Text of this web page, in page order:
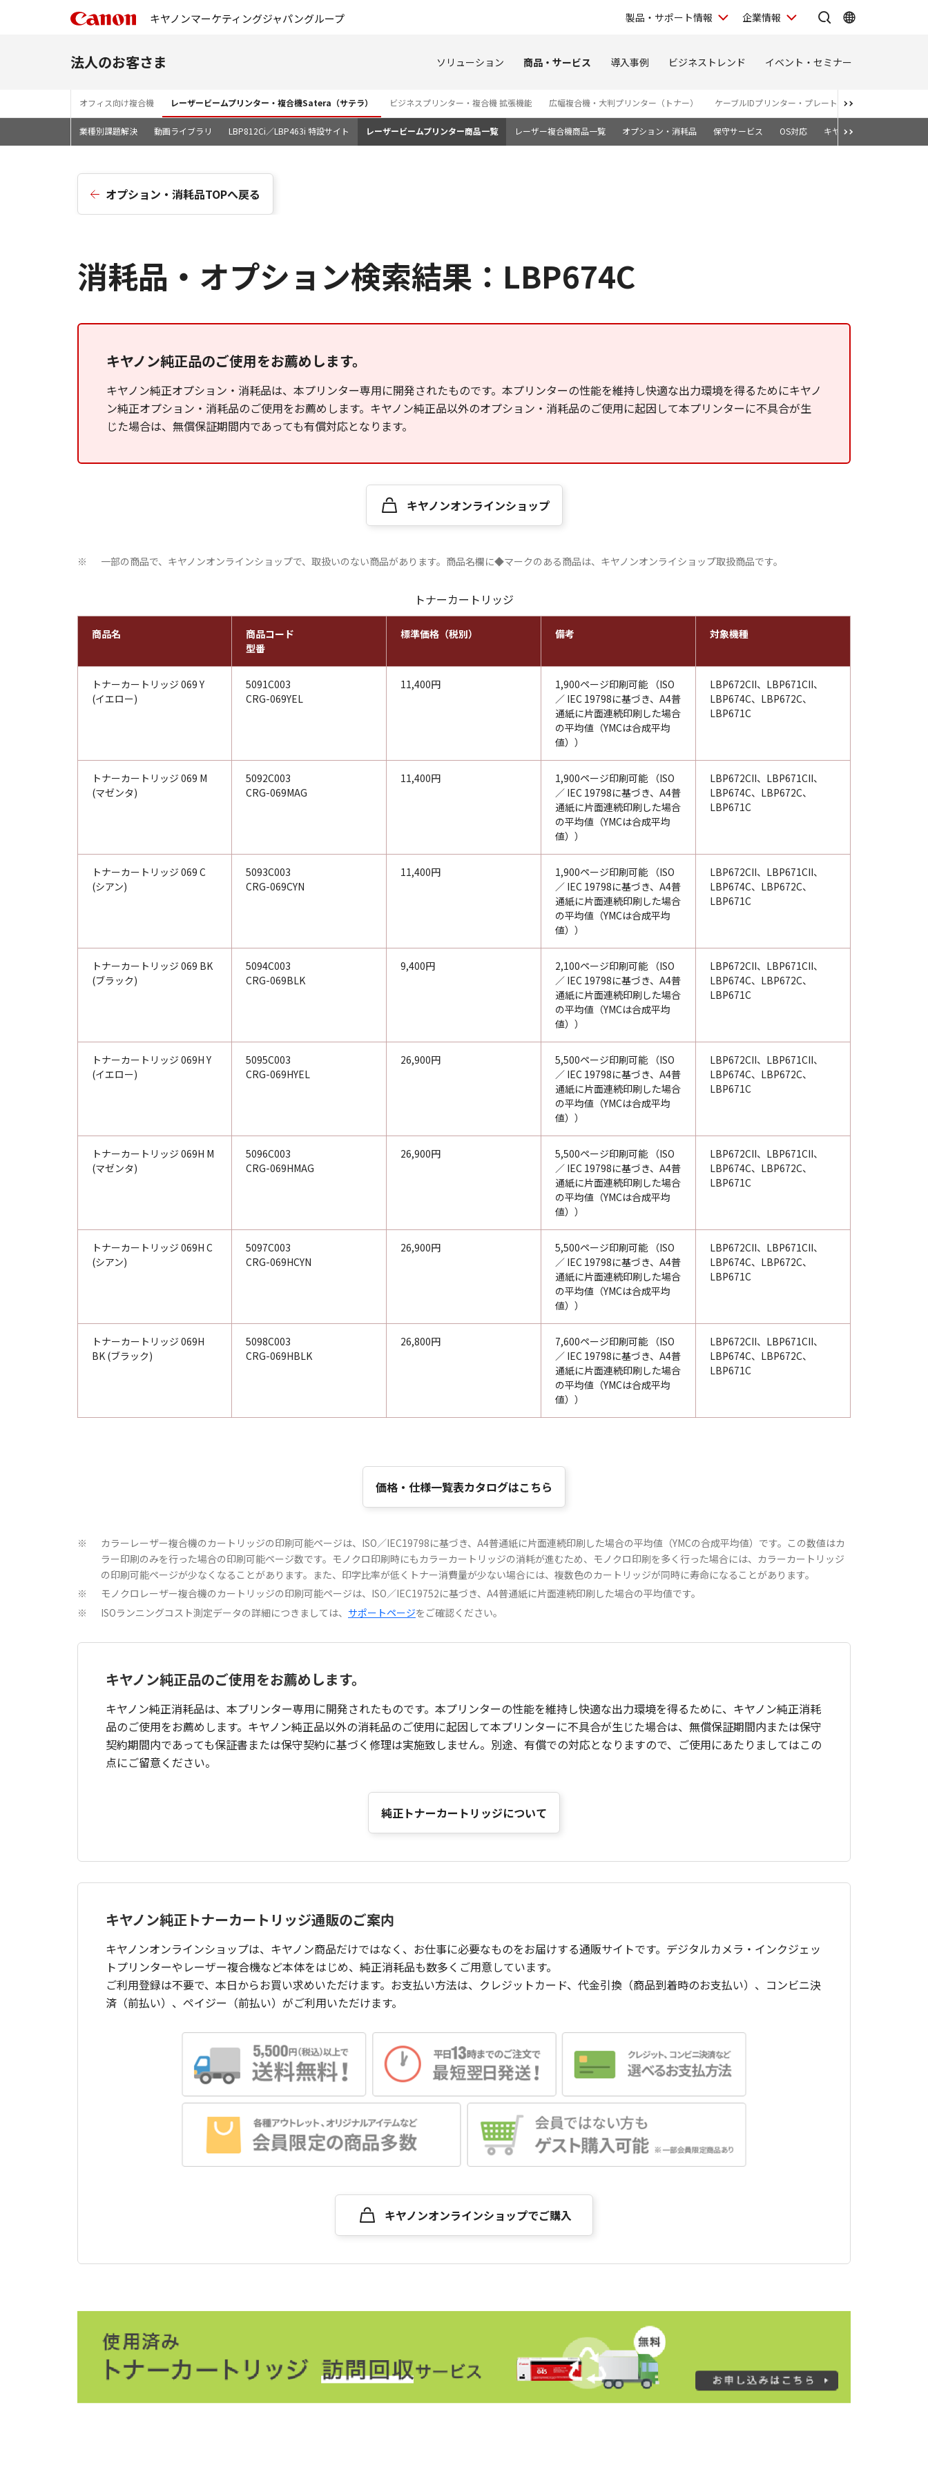
キヤノンマーケティングジャパングループ 製品・サポート情報 企業情報
法人のお客さま ソリューション 商品・サービス 導入事例 ビジネストレンド イベント・セミナー
オフィス向け複合機 レーザービームプリンター・複合機Satera（サテラ） ビジネスプリンター・複合機 拡張機能 広幅複合機・大判プリンター（トナー） ケーブルIDプリンター・プレート＆シートプリンター
業種別課題解決 動画ライブラリ LBP812Ci／LBP463i 特設サイト レーザービームプリンター商品一覧 レーザー複合機商品一覧 オプション・消耗品 保守サービス OS対応 キヤノン純正トナーカート
オプション・消耗品TOPへ戻る
消耗品・オプション検索結果：LBP674C
キヤノン純正品のご使用をお薦めします。
キヤノン純正オプション・消耗品は、本プリンター専用に開発されたものです。本プリンターの性能を維持し快適な出力環境を得るためにキヤノ
ン純正オプション・消耗品のご使用をお薦めします。キヤノン純正品以外のオプション・消耗品のご使用に起因して本プリンターに不具合が生
じた場合は、無償保証期間内であっても有償対応となります。
キヤノンオンラインショップ
※ 一部の商品で、キヤノンオンラインショップで、取扱いのない商品があります。商品名欄に◆マークのある商品は、キヤノンオンライショップ取扱商品です。
トナーカートリッジ
商品名
商品コード
型番
標準価格（税別） 備考 対象機種
トナーカートリッジ 069 Y
(イエロー)
5091C003
CRG-069YEL
11,400円
1,900ページ印刷可能 （ISO
／ IEC 19798に基づき、A4普
通紙に片面連続印刷した場合
の平均値（YMCは合成平均
値））
LBP672CII、LBP671CII、
LBP674C、LBP672C、
LBP671C
トナーカートリッジ 069 M
(マゼンタ)
5092C003
CRG-069MAG
11,400円
1,900ページ印刷可能 （ISO
／ IEC 19798に基づき、A4普
通紙に片面連続印刷した場合
の平均値（YMCは合成平均
値））
LBP672CII、LBP671CII、
LBP674C、LBP672C、
LBP671C
トナーカートリッジ 069 C
(シアン)
5093C003
CRG-069CYN
11,400円
1,900ページ印刷可能 （ISO
／ IEC 19798に基づき、A4普
通紙に片面連続印刷した場合
の平均値（YMCは合成平均
値））
LBP672CII、LBP671CII、
LBP674C、LBP672C、
LBP671C
トナーカートリッジ 069 BK
(ブラック)
5094C003
CRG-069BLK
9,400円
2,100ページ印刷可能 （ISO
／ IEC 19798に基づき、A4普
通紙に片面連続印刷した場合
の平均値（YMCは合成平均
値））
LBP672CII、LBP671CII、
LBP674C、LBP672C、
LBP671C
トナーカートリッジ 069H Y
(イエロー)
5095C003
CRG-069HYEL
26,900円
5,500ページ印刷可能 （ISO
／ IEC 19798に基づき、A4普
通紙に片面連続印刷した場合
の平均値（YMCは合成平均
値））
LBP672CII、LBP671CII、
LBP674C、LBP672C、
LBP671C
トナーカートリッジ 069H M
(マゼンタ)
5096C003
CRG-069HMAG
26,900円
5,500ページ印刷可能 （ISO
／ IEC 19798に基づき、A4普
通紙に片面連続印刷した場合
の平均値（YMCは合成平均
値））
LBP672CII、LBP671CII、
LBP674C、LBP672C、
LBP671C
トナーカートリッジ 069H C
(シアン)
5097C003
CRG-069HCYN
26,900円
5,500ページ印刷可能 （ISO
／ IEC 19798に基づき、A4普
通紙に片面連続印刷した場合
の平均値（YMCは合成平均
値））
LBP672CII、LBP671CII、
LBP674C、LBP672C、
LBP671C
トナーカートリッジ 069H
BK (ブラック)
5098C003
CRG-069HBLK
26,800円
7,600ページ印刷可能 （ISO
／ IEC 19798に基づき、A4普
通紙に片面連続印刷した場合
の平均値（YMCは合成平均
値））
LBP672CII、LBP671CII、
LBP674C、LBP672C、
LBP671C
価格・仕様一覧表カタログはこちら
※
カラーレーザー複合機のカートリッジの印刷可能ページは、ISO／IEC19798に基づき、A4普通紙に片面連続印刷した場合の平均値（YMCの合成平均値）です。この数値はカ
ラー印刷のみを行った場合の印刷可能ページ数です。モノクロ印刷時にもカラーカートリッジの消耗が進むため、モノクロ印刷を多く行った場合には、カラーカートリッジ
の印刷可能ページが少なくなることがあります。また、印字比率が低くトナー消費量が少ない場合には、複数色のカートリッジが同時に寿命になることがあります。
※ モノクロレーザー複合機のカートリッジの印刷可能ページは、ISO／IEC19752に基づき、A4普通紙に片面連続印刷した場合の平均値です。
※ ISOランニングコスト測定データの詳細につきましては、 サポートページをご確認ください。
キヤノン純正品のご使用をお薦めします。
キヤノン純正消耗品は、本プリンター専用に開発されたものです。本プリンターの性能を維持し快適な出力環境を得るために、キヤノン純正消耗
品のご使用をお薦めします。キヤノン純正品以外の消耗品のご使用に起因して本プリンターに不具合が生じた場合は、無償保証期間内または保守
契約期間内であっても保証書または保守契約に基づく修理は実施致しません。別途、有償での対応となりますので、ご使用にあたりましてはこの
点にご留意ください。
純正トナーカートリッジについて
キヤノン純正トナーカートリッジ通販のご案内
キヤノンオンラインショップは、キヤノン商品だけではなく、お仕事に必要なものをお届けする通販サイトです。デジタルカメラ・インクジェッ
トプリンターやレーザー複合機など本体をはじめ、純正消耗品も数多くご用意しています。
ご利用登録は不要で、本日からお買い求めいただけます。お支払い方法は、クレジットカード、代金引換（商品到着時のお支払い）、コンビニ決
済（前払い）、ペイジー（前払い）がご利用いただけます。
キヤノンオンラインショップでご購入